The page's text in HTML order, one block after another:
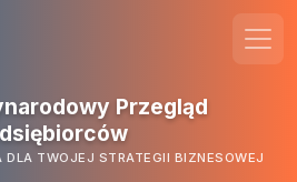
Przegląd
DLA TWOJEJ STRATEGII BIZNESOWEJ